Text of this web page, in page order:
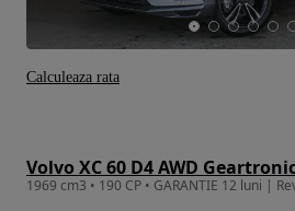
Volvo XC 60 D4 AWD
Calculeaza rata